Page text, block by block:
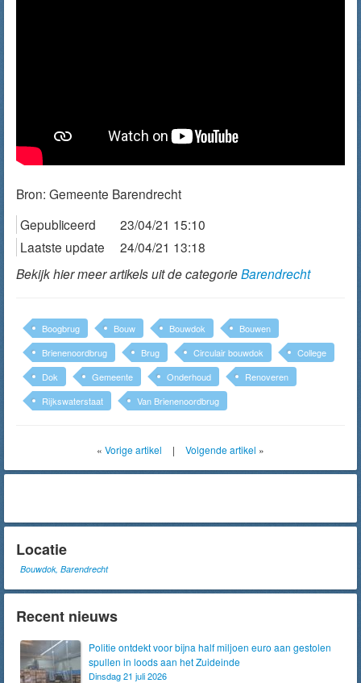
Bron: Gemeente Barendrecht
Gepubliceerd
23/04/21 15:10
Laatste update
24/04/21 13:18
Bekijk hier meer artikels uit de categorieBarendrecht
Boogbrug Bouw Bouwdok
Bouwen
Brienenoordbrug
Brug Circulair bouwdok
College
Dok
Gemeente Onderhoud
Renoveren
Rijkswaterstaat
Van Brienenoordbrug
« Vorige artikel | Volgende artikel »
Locatie
Bouwdok, Barendrecht
Recent nieuws
Politie ontdekt voor bijna half miljoen euro aan gestolen
spullen in loods aan het Zuideinde
Dinsdag 21 juli 2026